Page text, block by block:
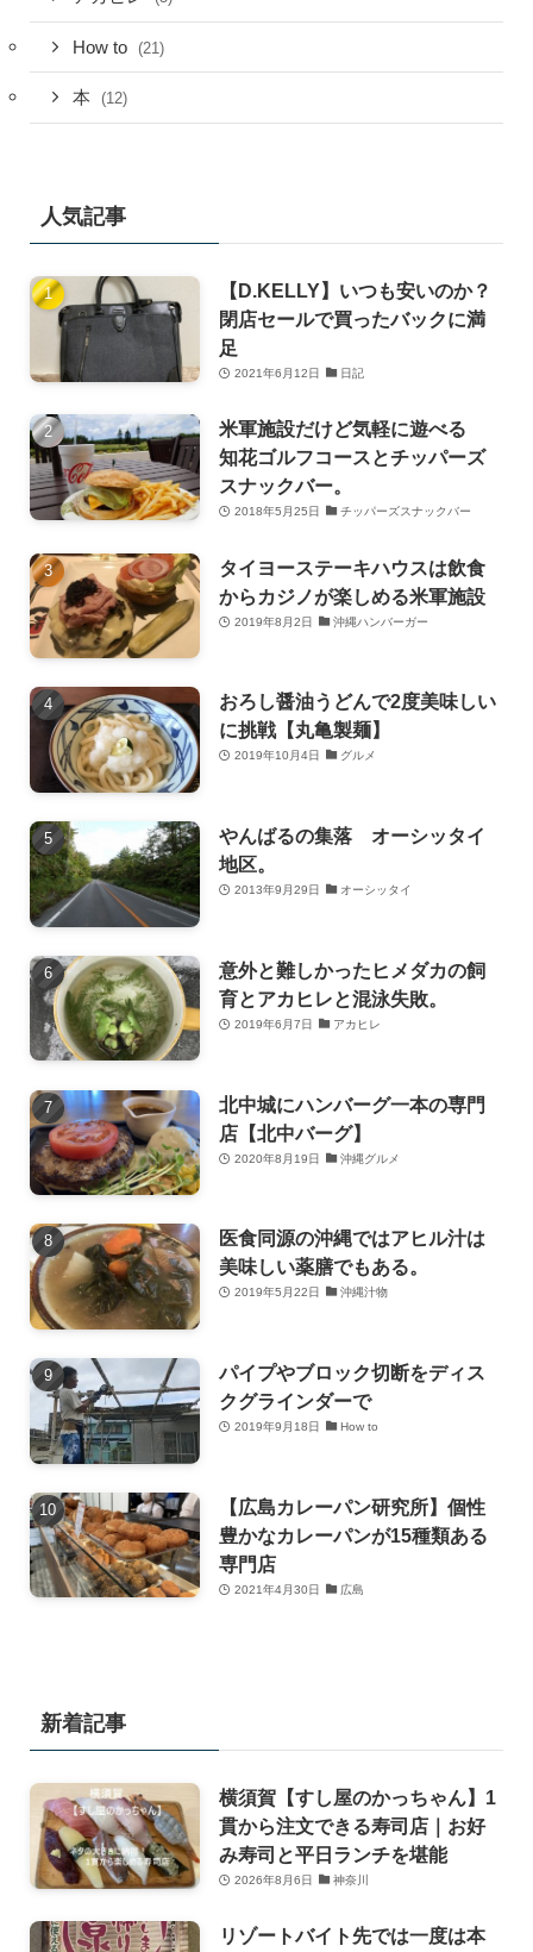
How to (21)
本 (12)
人気記事
【D.KELLY】いつも安いのか？
閉店セールで買ったバックに満
足
2021年6月12日 日記
米軍施設だけど気軽に遊べる
知花ゴルフコースとチッパーズ
スナックバー。
2018年5月25日 チッパーズスナックバー
タイヨーステーキハウスは飲食
からカジノが楽しめる米軍施設
2019年8月2日 沖縄ハンバーガー
おろし醤油うどんで2度美味しい
に挑戦【丸亀製麺】
2019年10月4日 グルメ
やんばるの集落 オーシッタイ
地区。
2013年9月29日 オーシッタイ
意外と難しかったヒメダカの飼
育とアカヒレと混泳失敗。
2019年6月7日 アカヒレ
北中城にハンバーグ一本の専門
店【北中バーグ】
2020年8月19日 沖縄グルメ
医食同源の沖縄ではアヒル汁は
美味しい薬膳でもある。
2019年5月22日 沖縄汁物
パイプやブロック切断をディス
クグラインダーで
2019年9月18日 How to
【広島カレーパン研究所】個性
豊かなカレーパンが15種類ある
専門店
2021年4月30日 広島
新着記事
横須賀【すし屋のかっちゃん】1
貫から注文できる寿司店｜お好
み寿司と平日ランチを堪能
2026年8月6日 神奈川
リゾートバイト先では一度は本